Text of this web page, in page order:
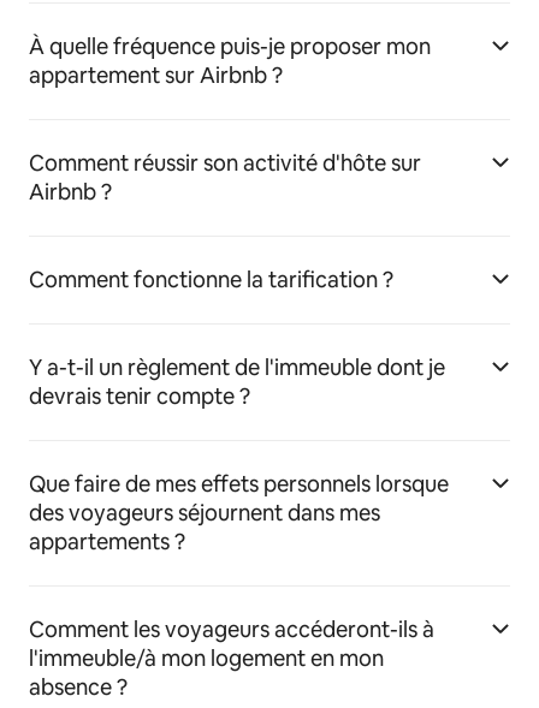
À quelle fréquence puis-je proposer mon
appartement sur Airbnb ?
Comment réussir son activité d'hôte sur
Airbnb ?
Comment fonctionne la tarification ?
Y a-t-il un règlement de l'immeuble dont je
devrais tenir compte ?
Que faire de mes effets personnels lorsque
des voyageurs séjournent dans mes
appartements ?
Comment les voyageurs accéderont-ils à
l'immeuble/à mon logement en mon
absence ?